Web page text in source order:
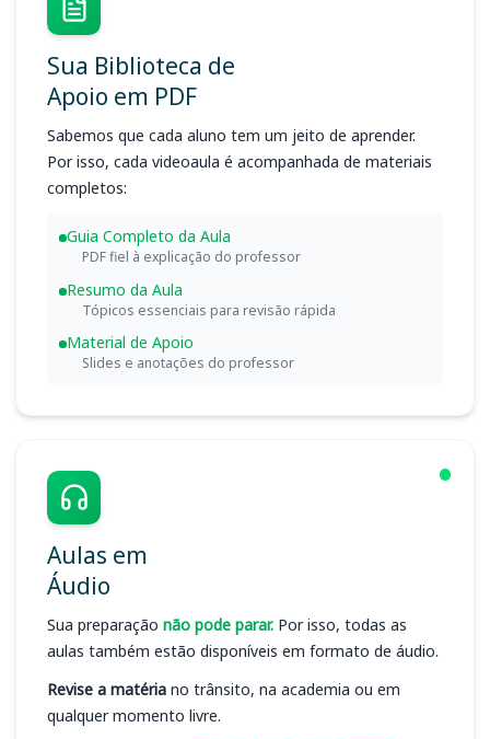
Sua Biblioteca de
Apoio em PDF
Sabemos que cada aluno tem um jeito de aprender.
Por isso, cada videoaula é acompanhada de materiais
completos:
Guia Completo da Aula
PDF fiel à explicação do professor
Resumo da Aula
Tópicos essenciais para revisão rápida
Material de Apoio
Slides e anotações do professor
Aulas em
Áudio
Sua preparação não pode parar. Por isso, todas as
aulas também estão disponíveis em formato de áudio.
Revise a matéria no trânsito, na academia ou em
qualquer momento livre.